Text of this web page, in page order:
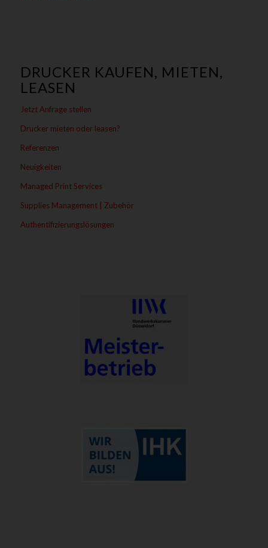
DRUCKER KAUFEN, MIETEN,
LEASEN
Jetzt Anfrage stellen
Drucker mieten oder leasen?
Referenzen
Neuigkeiten
Managed Print Services
Supplies Management | Zubehör
Authentifizierungslösungen